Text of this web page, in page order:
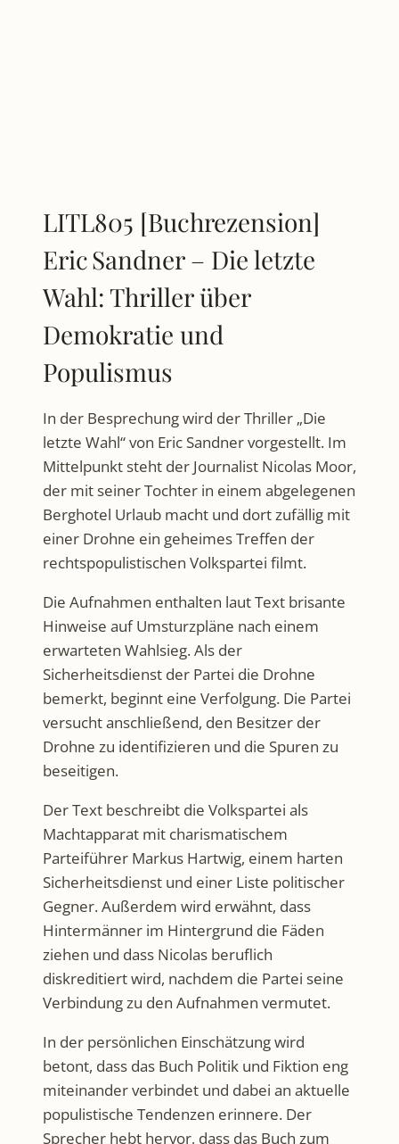
LITL805 [Buchrezension]
Eric Sandner – Die letzte
Wahl: Thriller über
Demokratie und
Populismus
In der Besprechung wird der Thriller „Die
letzte Wahl“ von Eric Sandner vorgestellt. Im
Mittelpunkt steht der Journalist Nicolas Moor,
der mit seiner Tochter in einem abgelegenen
Berghotel Urlaub macht und dort zufällig mit
einer Drohne ein geheimes Treffen der
rechtspopulistischen Volkspartei filmt.
Die Aufnahmen enthalten laut Text brisante
Hinweise auf Umsturzpläne nach einem
erwarteten Wahlsieg. Als der
Sicherheitsdienst der Partei die Drohne
bemerkt, beginnt eine Verfolgung. Die Partei
versucht anschließend, den Besitzer der
Drohne zu identifizieren und die Spuren zu
beseitigen.
Der Text beschreibt die Volkspartei als
Machtapparat mit charismatischem
Parteiführer Markus Hartwig, einem harten
Sicherheitsdienst und einer Liste politischer
Gegner. Außerdem wird erwähnt, dass
Hintermänner im Hintergrund die Fäden
ziehen und dass Nicolas beruflich
diskreditiert wird, nachdem die Partei seine
Verbindung zu den Aufnahmen vermutet.
In der persönlichen Einschätzung wird
betont, dass das Buch Politik und Fiktion eng
miteinander verbindet und dabei an aktuelle
populistische Tendenzen erinnere. Der
Sprecher hebt hervor, dass das Buch zum